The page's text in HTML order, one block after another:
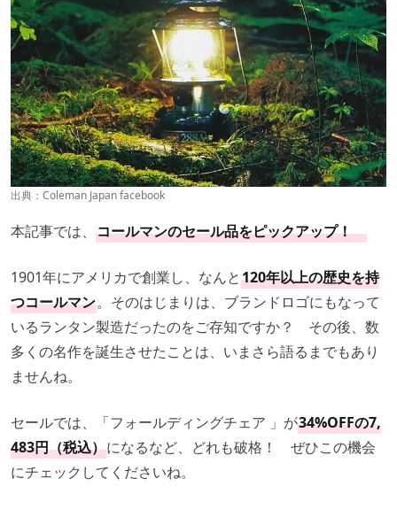
出典： Coleman Japan facebook
本記事では、 コールマンのセール品をピックアップ！
1901年にアメリカで創業し、なんと120年以上の歴史を持
つコールマン。そのはじまりは、ブランドロゴにもなって
いるランタン製造だったのをご存知ですか？ その後、数
多くの名作を誕生させたことは、いまさら語るまでもあり
ませんね。
セールでは、「フォールディングチェア 」が34%OFFの7,
483円（税込）になるなど、どれも破格！ ぜひこの機会
にチェックしてくださいね。